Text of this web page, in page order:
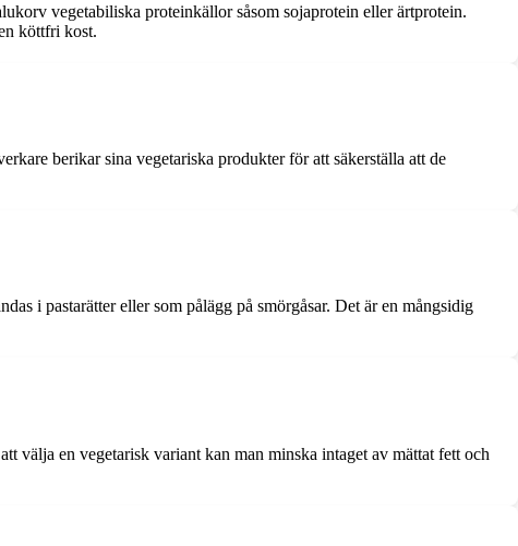
vegetabiliska proteinkällor såsom sojaprotein eller ärtprotein.
köttfri kost.
berikar sina vegetariska produkter för att säkerställa att de
i pastarätter eller som pålägg på smörgåsar. Det är en mångsidig
välja en vegetarisk variant kan man minska intaget av mättat fett och